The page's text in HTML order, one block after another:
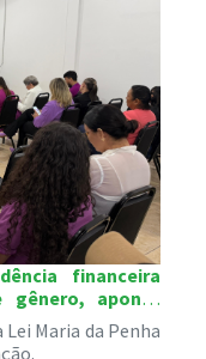
financeira
gênero, aponta
Maria da Penha